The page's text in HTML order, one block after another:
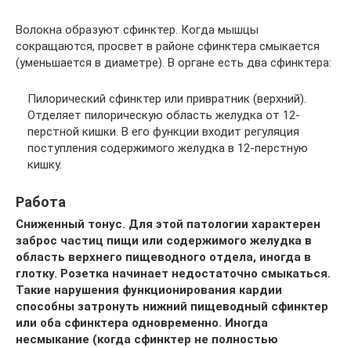
Волокна образуют сфинктер. Когда мышцы
сокращаются, просвет в районе сфинктера смыкается
(уменьшается в диаметре). В органе есть два сфинктера:
Пилорический сфинктер или привратник (верхний).
Отделяет пилорическую область желудка от 12-
перстной кишки. В его функции входит регуляция
поступления содержимого желудка в 12-перстную
кишку.
Работа
Сниженный тонус. Для этой патологии характерен
заброс частиц пищи или содержимого желудка в
область верхнего пищеводного отдела, иногда в
глотку. Розетка начинает недостаточно смыкаться.
Такие нарушения функционирования кардии
способны затронуть нижний пищеводный сфинктер
или оба сфинктера одновременно. Иногда
несмыкание (когда сфинктер не полностью